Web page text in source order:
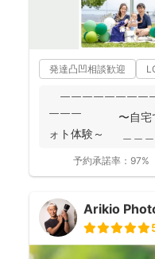
発達凸凹相談歓迎
￣￣￣￣￣￣￣￣
￣￣￣ 〜自宅で
ォト体験～ ＿＿＿
予約承諾率： 97%
Arikio